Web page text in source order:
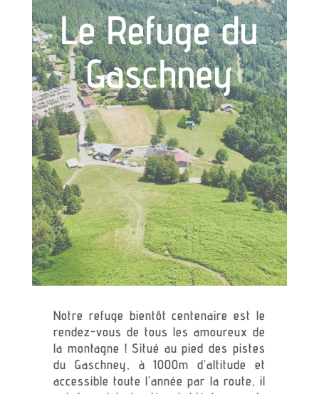
Le Refuge du
Gaschney
Notre refuge bientôt centenaire est le
rendez-vous de tous les amoureux de
la montagne ! Situé au pied des pistes
du Gaschney, à 1000m d’altitude et
accessible toute l’année par la route, il